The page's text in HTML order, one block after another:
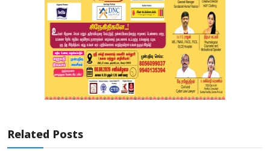
Related Posts